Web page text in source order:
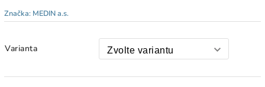
Značka: MEDIN a.s.
Varianta